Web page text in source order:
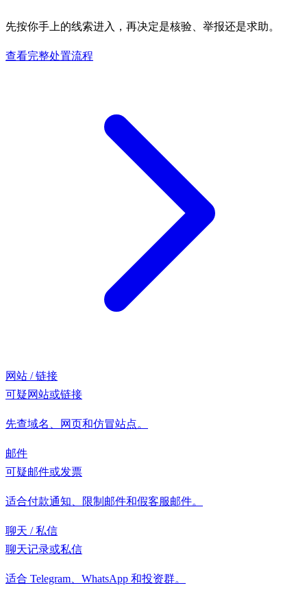
先按你手上的线索进入，再决定是核验、举报还是求助。
查看完整处置流程
网站 / 链接
可疑网站或链接
先查域名、网页和仿冒站点。
邮件
可疑邮件或发票
适合付款通知、限制邮件和假客服邮件。
聊天 / 私信
聊天记录或私信
适合 Telegram、WhatsApp 和投资群。